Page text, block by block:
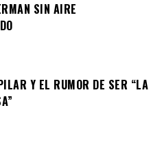
SIN AIRE
Y EL RUMOR DE SER “LA